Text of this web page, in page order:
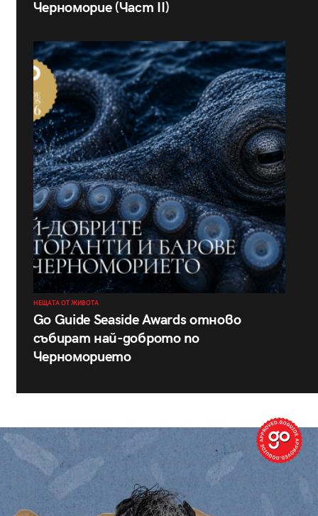
Черноморие (Част II)
НЕЩАТА ОТ ЖИВОТА
Go Guide Seaside Awards отново
събират най-доброто по
Черноморието